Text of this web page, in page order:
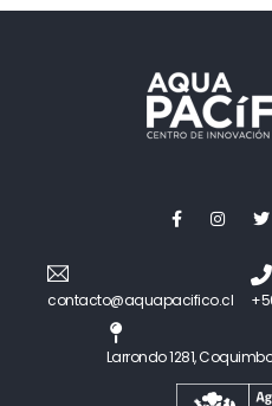
contacto@aquapacifico.cl
Larrondo 1281,